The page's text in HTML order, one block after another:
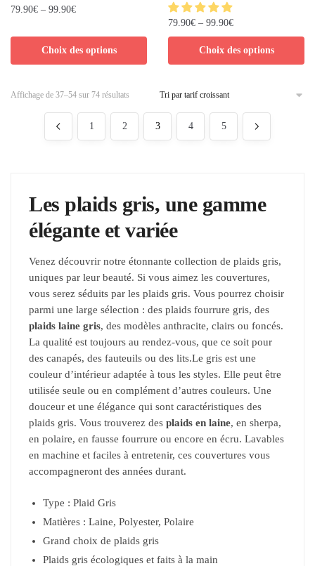
79.90€ – 99.90€
Choix des options
79.90€ – 99.90€
Choix des options
Affichage de 37–54 sur 74 résultats
1 2 3 4 5
Les plaids gris, une gamme
élégante et variée
Venez découvrir notre étonnante collection de plaids gris,
uniques par leur beauté. Si vous aimez les couvertures,
vous serez séduits par les plaids gris. Vous pourrez choisir
parmi une large sélection : des plaids fourrure gris, des
plaids laine gris, des modèles anthracite, clairs ou foncés.
La qualité est toujours au rendez-vous, que ce soit pour
des canapés, des fauteuils ou des lits.Le gris est une
couleur d’intérieur adaptée à tous les styles. Elle peut être
utilisée seule ou en complément d’autres couleurs. Une
douceur et une élégance qui sont caractéristiques des
plaids gris. Vous trouverez des plaids en laine, en sherpa,
en polaire, en fausse fourrure ou encore en écru. Lavables
en machine et faciles à entretenir, ces couvertures vous
accompagneront des années durant.
Type : Plaid Gris
Matières : Laine, Polyester, Polaire
Grand choix de plaids gris
Plaids gris écologiques et faits à la main